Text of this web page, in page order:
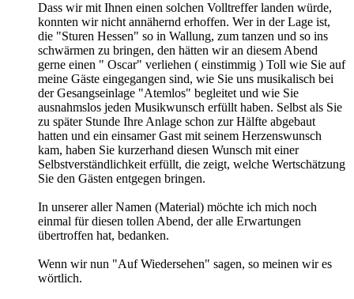
Dass wir mit Ihnen einen solchen Volltreffer landen würde,
konnten wir nicht annähernd erhoffen. Wer in der Lage ist,
die "Sturen Hessen" so in Wallung, zum tanzen und so ins
schwärmen zu bringen, den hätten wir an diesem Abend
gerne einen " Oscar" verliehen ( einstimmig ) Toll wie Sie auf
meine Gäste eingegangen sind, wie Sie uns musikalisch bei
der Gesangseinlage "Atemlos" begleitet und wie Sie
ausnahmslos jeden Musikwunsch erfüllt haben. Selbst als Sie
zu später Stunde Ihre Anlage schon zur Hälfte abgebaut
hatten und ein einsamer Gast mit seinem Herzenswunsch
kam, haben Sie kurzerhand diesen Wunsch mit einer
Selbstverständlichkeit erfüllt, die zeigt, welche Wertschätzung
Sie den Gästen entgegen bringen.
In unserer aller Namen (Material) möchte ich mich noch
einmal für diesen tollen Abend, der alle Erwartungen
übertroffen hat, bedanken.
Wenn wir nun "Auf Wiedersehen" sagen, so meinen wir es
wörtlich.